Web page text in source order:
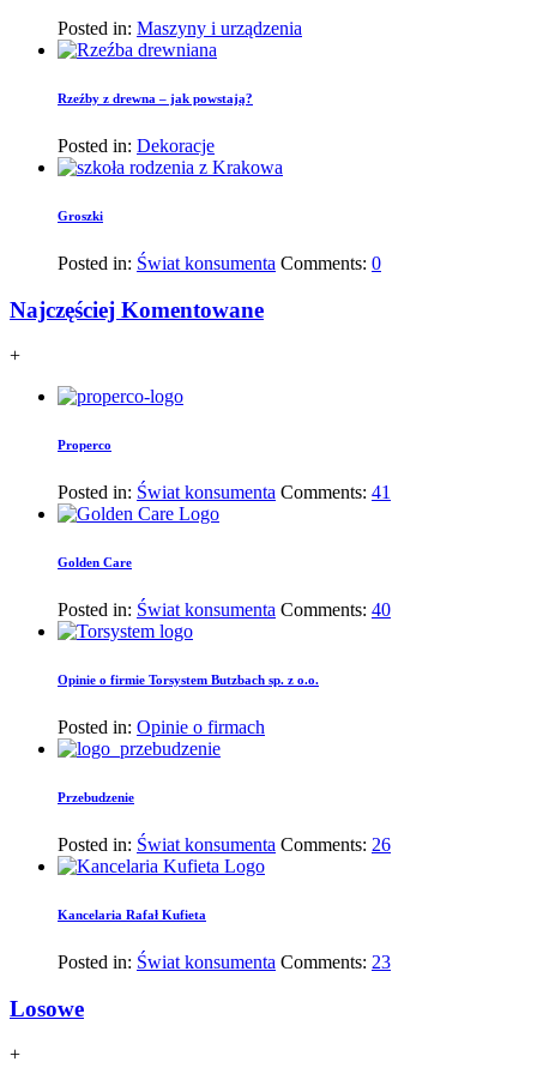
Posted in: Maszyny i urządzenia
Rzeźby z drewna – jak powstają?
Posted in: Dekoracje
Groszki
Posted in: Świat konsumenta Comments: 0
Najczęściej Komentowane
+
Properco
Posted in: Świat konsumenta Comments: 41
Golden Care
Posted in: Świat konsumenta Comments: 40
Opinie o firmie Torsystem Butzbach sp. z o.o.
Posted in: Opinie o firmach
Przebudzenie
Posted in: Świat konsumenta Comments: 26
Kancelaria Rafał Kufieta
Posted in: Świat konsumenta Comments: 23
Losowe
+